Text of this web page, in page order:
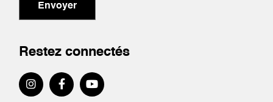
Envoyer
Restez connectés